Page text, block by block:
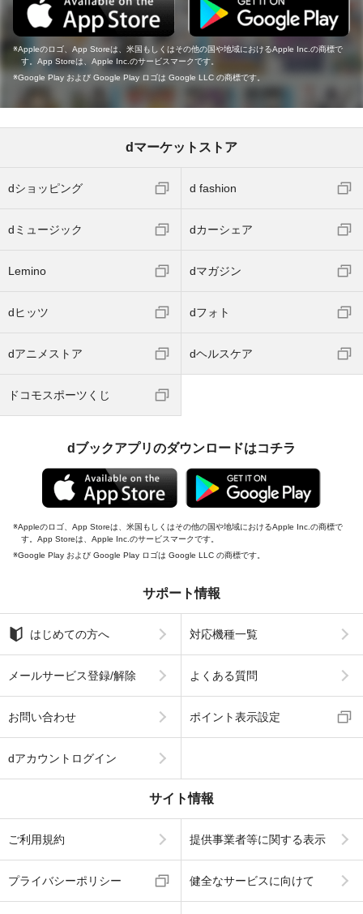
Appleのロゴ、App Storeは、米国もしくはその他の国や地域におけるApple Inc.の商標で
す。App Storeは、Apple Inc.のサービスマークです。
Google Play および Google Play ロゴは Google LLC の商標です。
dマーケットストア
dショッピング d fashion
dミュージック dカーシェア
Lemino dマガジン
dヒッツ dフォト
dアニメストア dヘルスケア
ドコモスポーツくじ
dブックアプリのダウンロードはコチラ
Appleのロゴ、App Storeは、米国もしくはその他の国や地域におけるApple Inc.の商標で
す。App Storeは、Apple Inc.のサービスマークです。
Google Play および Google Play ロゴは Google LLC の商標です。
サポート情報
はじめての方へ 対応機種一覧
メールサービス登録/解除 よくある質問
お問い合わせ ポイント表示設定
dアカウントログイン
サイト情報
ご利用規約 提供事業者等に関する表示
プライバシーポリシー 健全なサービスに向けて